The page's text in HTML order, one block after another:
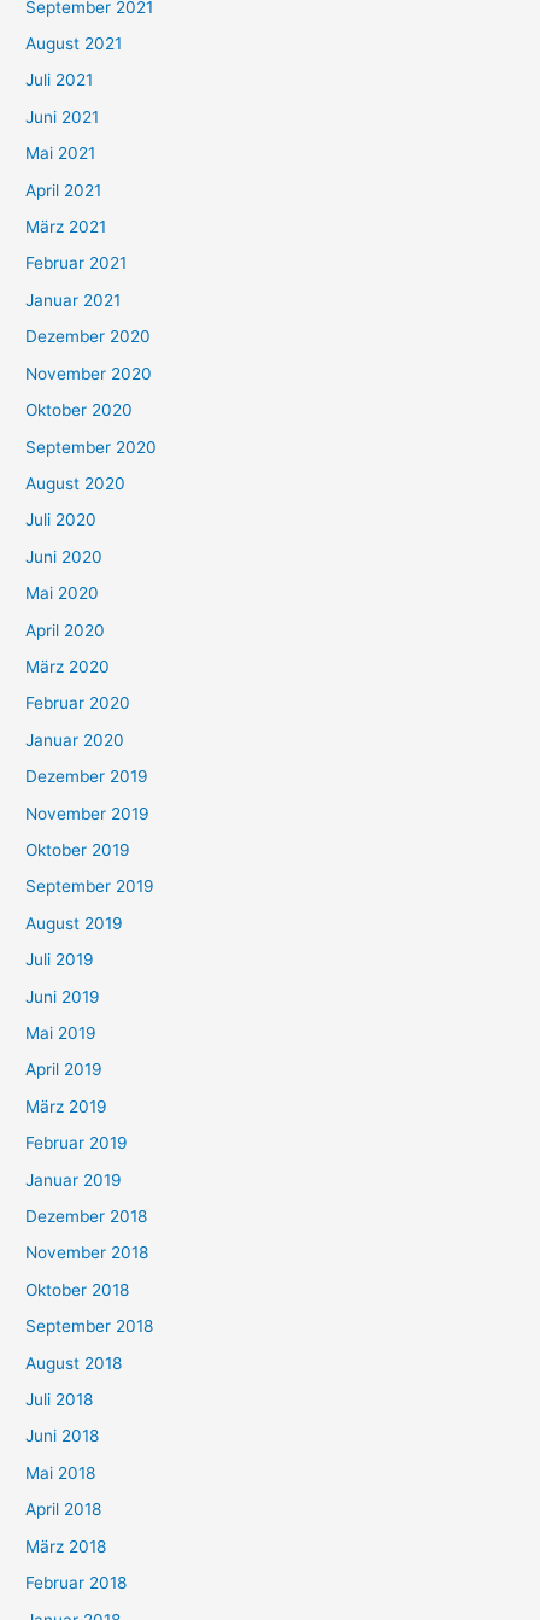
n
n
a
c
h
:
September 2021
August 2021
Juli 2021
Juni 2021
Mai 2021
April 2021
März 2021
Februar 2021
Januar 2021
Dezember 2020
November 2020
Oktober 2020
September 2020
August 2020
Juli 2020
Juni 2020
Mai 2020
April 2020
März 2020
Februar 2020
Januar 2020
Dezember 2019
November 2019
Oktober 2019
September 2019
August 2019
Juli 2019
Juni 2019
Mai 2019
April 2019
März 2019
Februar 2019
Januar 2019
Dezember 2018
November 2018
Oktober 2018
September 2018
August 2018
Juli 2018
Juni 2018
Mai 2018
April 2018
März 2018
Februar 2018